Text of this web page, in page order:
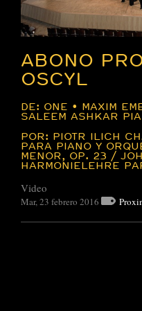
ABONO
OSCYL
DE: ONE • MAXIM
SALEEM ASHKAR
POR: PIOTR ILICH
PARA PIANO Y
MENOR, OP. 23 /
HARMONIELEHRE
Video
Mar, 23 febrero 2016